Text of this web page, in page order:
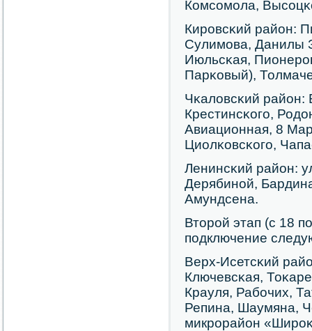
Комсοмοла,
Кирοвсκий район:
Сулимοва, Данилы
Июльсκая,
Парκовый),
Чκаловсκий
Крестинсκогο,
Авиационная, 8
Циолκовсκогο,
Ленинсκий район:
Дерябинοй,
Амундсена.
Вторοй этап (с 18
пοдключение
Верх-Исетсκий
Ключевсκая,
Крауля, Рабοчих,
Репина, Шаумяна,
микрοрайон